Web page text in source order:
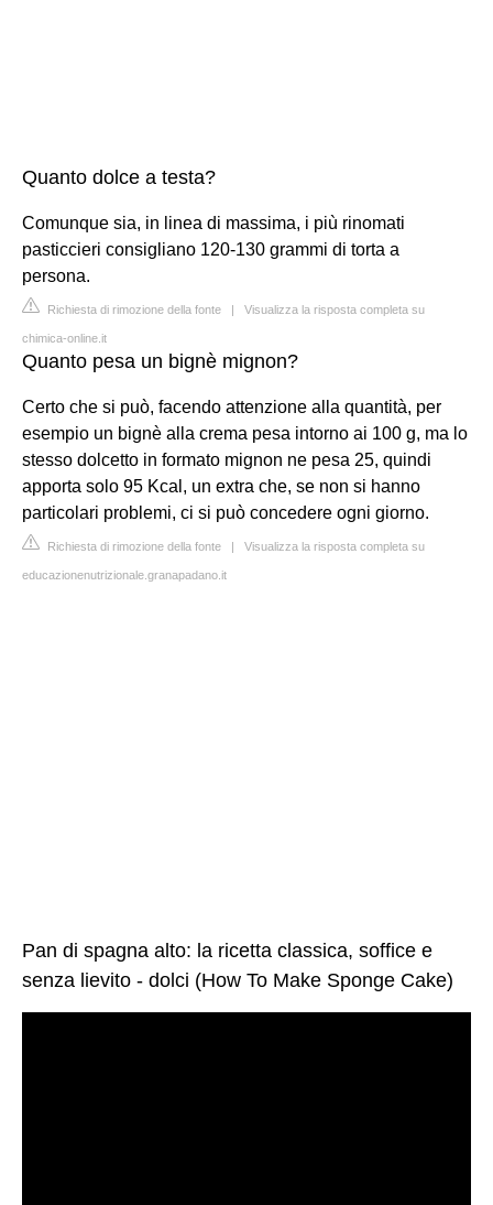
Quanto dolce a testa?
Comunque sia, in linea di massima, i più rinomati
pasticcieri consigliano 120-130 grammi di torta a
persona.
Richiesta di rimozione della fonte | Visualizza la risposta completa su
chimica-online.it
Quanto pesa un bignè mignon?
Certo che si può, facendo attenzione alla quantità, per
esempio un bignè alla crema pesa intorno ai 100 g, ma lo
stesso dolcetto in formato mignon ne pesa 25, quindi
apporta solo 95 Kcal, un extra che, se non si hanno
particolari problemi, ci si può concedere ogni giorno.
Richiesta di rimozione della fonte | Visualizza la risposta completa su
educazionenutrizionale.granapadano.it
Pan di spagna alto: la ricetta classica, soffice e
senza lievito - dolci (How To Make Sponge Cake)